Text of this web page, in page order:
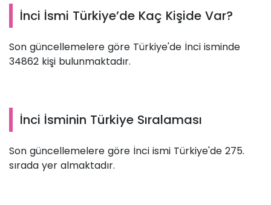
İnci İsmi Türkiye’de Kaç Kişide Var?
Son güncellemelere göre Türkiye'de İnci isminde
34862 kişi bulunmaktadır.
İnci İsminin Türkiye Sıralaması
Son güncellemelere göre İnci ismi Türkiye'de 275.
sırada yer almaktadır.